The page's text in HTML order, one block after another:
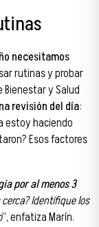
necesitamos
rutinas y probar
Bienestar y Salud
revisión del día:
estoy haciendo
Esos factores
por al menos 3
Identifique los
”, enfatiza Marín.